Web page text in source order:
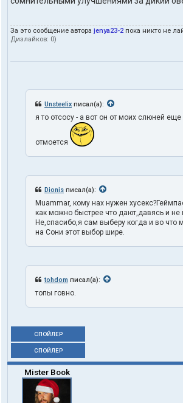
За это сообщение автора jenya23-2 пока никто не
Дизлайков: 0)
Unsteelix писал(а):
я то отсосу - а вот он от моих слюней еще
отмоется
Dionis писал(а):
Muammar, кому нах нужен
как можно быстрее что дают,давясь и
Не,спасибо,я сам выберу когда и во что
на Сони этот выбор шире.
tohdom писал(а):
топы говно.
СПОЙЛЕР
СПОЙЛЕР
Mister Book